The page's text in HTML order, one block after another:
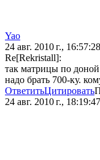
Yao
24 авг. 2010 г., 16:57:28
Re[Rekristall]:
так матрицы по
надо брать 700-ку.
ОтветитьЦитировать
24 авг. 2010 г., 18:19:47